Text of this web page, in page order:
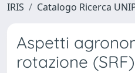
IRIS Catalogo Ricerca
Aspetti
rotazione